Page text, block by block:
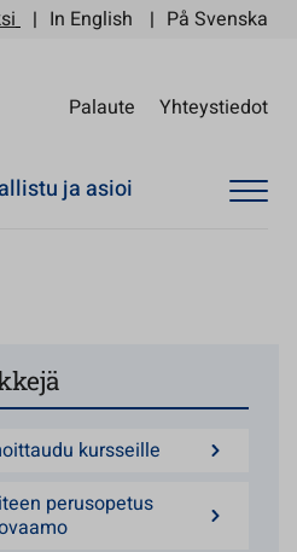
In English På Svenska
Palaute Yhteystiedot
ja asioi
kursseille
perusopetus